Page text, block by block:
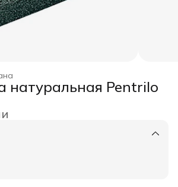
натуральная Pentrilo